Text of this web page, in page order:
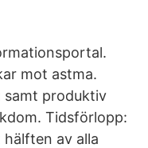
mot astma.
samt produktiv
Tidsförlopp:
av alla